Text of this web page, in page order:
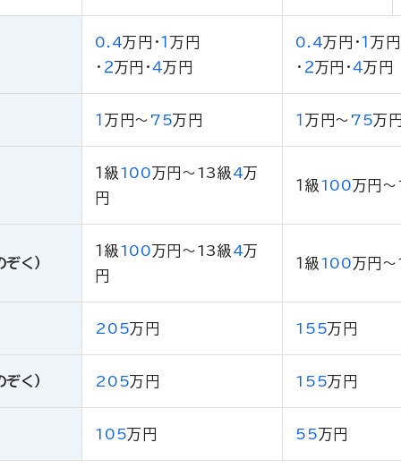
0.4万円 ・１ 万円
・ ２万円 ・４万円
0.4万円 ・１ 万円
・ ２万円 ・４万円
１万円〜 75万円 １万円〜 75万
１級100万円 〜13級4万
円
１級100万円
く）
１級100万円 〜13級4万
円
１級100万円
205万円 155万円
く） 205万円 155万円
105万円 55万円